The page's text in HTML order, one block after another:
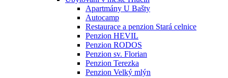
Apartmány U Bašty
Autocamp
Restaurace a penzion Stará celnice
Penzion HEVIL
Penzion RODOS
Penzion sv. Florian
Penzion Terezka
Penzion Velký mlýn